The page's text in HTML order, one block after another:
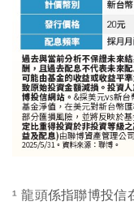
¹ 龍頭係指聯博投信